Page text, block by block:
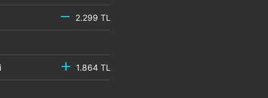
2.299 TL
1.864 TL